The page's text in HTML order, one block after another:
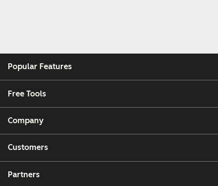
Popular Features
Free Tools
Company
Customers
Partners